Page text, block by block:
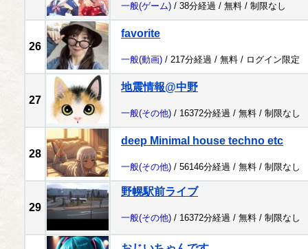
一般(ゲーム) / 38分経過 / 無料 / 制限なし
26
favorite
一般(動画) / 217分経過 / 無料 / ログイン限定
27
地震情報@中野
一般(その他) / 16372分経過 / 無料 / 制限なし
28
deep Minimal house techno etc
一般(その他) / 56146分経過 / 無料 / 制限なし
29
野幌駅前ライブ
一般(その他) / 16372分経過 / 無料 / 制限なし